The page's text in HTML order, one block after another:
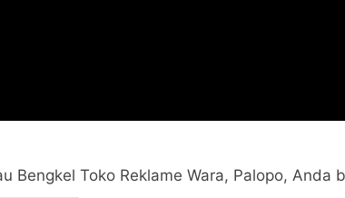
Bengkel Toko Reklame Wara, Palopo, Anda